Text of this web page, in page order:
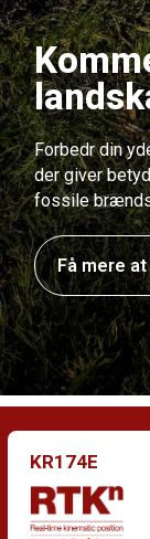
Forbedr din
der giver
fossile
Få mere
KR174E